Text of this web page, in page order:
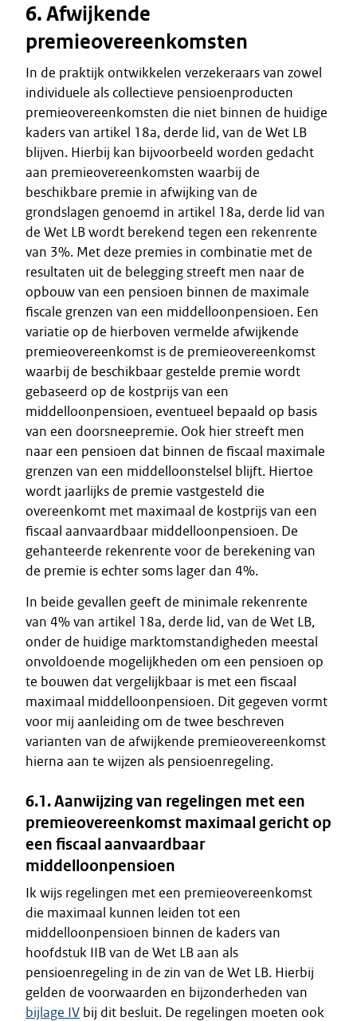
6. Afwijkende
premieovereenkomsten
In de praktijk ontwikkelen verzekeraars van zowel
individuele als collectieve pensioenproducten
premieovereenkomsten die niet binnen de huidige
kaders van artikel 18a, derde lid, van de Wet LB
blijven. Hierbij kan bijvoorbeeld worden gedacht
aan premieovereenkomsten waarbij de
beschikbare premie in afwijking van de
grondslagen genoemd in artikel 18a, derde lid van
de Wet LB wordt berekend tegen een rekenrente
van 3%. Met deze premies in combinatie met de
resultaten uit de belegging streeft men naar de
opbouw van een pensioen binnen de maximale
fiscale grenzen van een middelloonpensioen. Een
variatie op de hierboven vermelde afwijkende
premieovereenkomst is de premieovereenkomst
waarbij de beschikbaar gestelde premie wordt
gebaseerd op de kostprijs van een
middelloonpensioen, eventueel bepaald op basis
van een doorsneepremie. Ook hier streeft men
naar een pensioen dat binnen de fiscaal maximale
grenzen van een middelloonstelsel blijft. Hiertoe
wordt jaarlijks de premie vastgesteld die
overeenkomt met maximaal de kostprijs van een
fiscaal aanvaardbaar middelloonpensioen. De
gehanteerde rekenrente voor de berekening van
de premie is echter soms lager dan 4%.
In beide gevallen geeft de minimale rekenrente
van 4% van artikel 18a, derde lid, van de Wet LB,
onder de huidige marktomstandigheden meestal
onvoldoende mogelijkheden om een pensioen op
te bouwen dat vergelijkbaar is met een fiscaal
maximaal middelloonpensioen. Dit gegeven vormt
voor mij aanleiding om de twee beschreven
varianten van de afwijkende premieovereenkomst
hierna aan te wijzen als pensioenregeling.
6.1. Aanwijzing van regelingen met een
premieovereenkomst maximaal gericht op
een fiscaal aanvaardbaar
middelloonpensioen
Ik wijs regelingen met een premieovereenkomst
die maximaal kunnen leiden tot een
middelloonpensioen binnen de kaders van
hoofdstuk IIB van de Wet LB aan als
pensioenregeling in de zin van de Wet LB. Hierbij
gelden de voorwaarden en bijzonderheden van
bijlage IV bij dit besluit. De regelingen moeten ook